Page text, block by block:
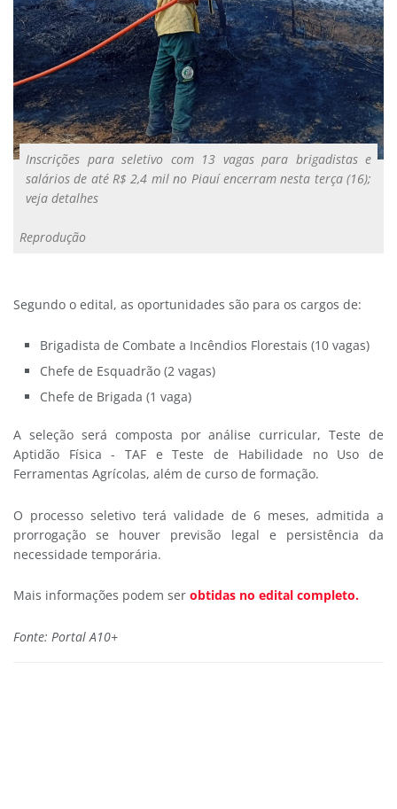
Inscrições para seletivo com 13 vagas para brigadistas e
salários de até R$ 2,4 mil no Piauí encerram nesta terça (16);
veja detalhes
Reprodução
Segundo o edital, as oportunidades são para os cargos de:
Brigadista de Combate a Incêndios Florestais (10 vagas)
Chefe de Esquadrão (2 vagas)
Chefe de Brigada (1 vaga)
A seleção será composta por análise curricular, Teste de
Aptidão Física - TAF e Teste de Habilidade no Uso de
Ferramentas Agrícolas, além de curso de formação.
O processo seletivo terá validade de 6 meses, admitida a
prorrogação se houver previsão legal e persistência da
necessidade temporária.
Mais informações podem ser obtidas no edital completo.
Fonte: Portal A10+